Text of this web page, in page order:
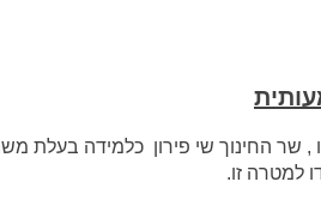
, שר החינוך שי פירון כלמידה בעלת